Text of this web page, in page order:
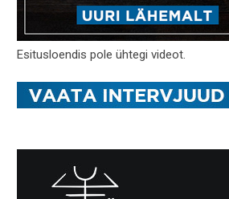
Esitusloendis pole ühtegi videot.